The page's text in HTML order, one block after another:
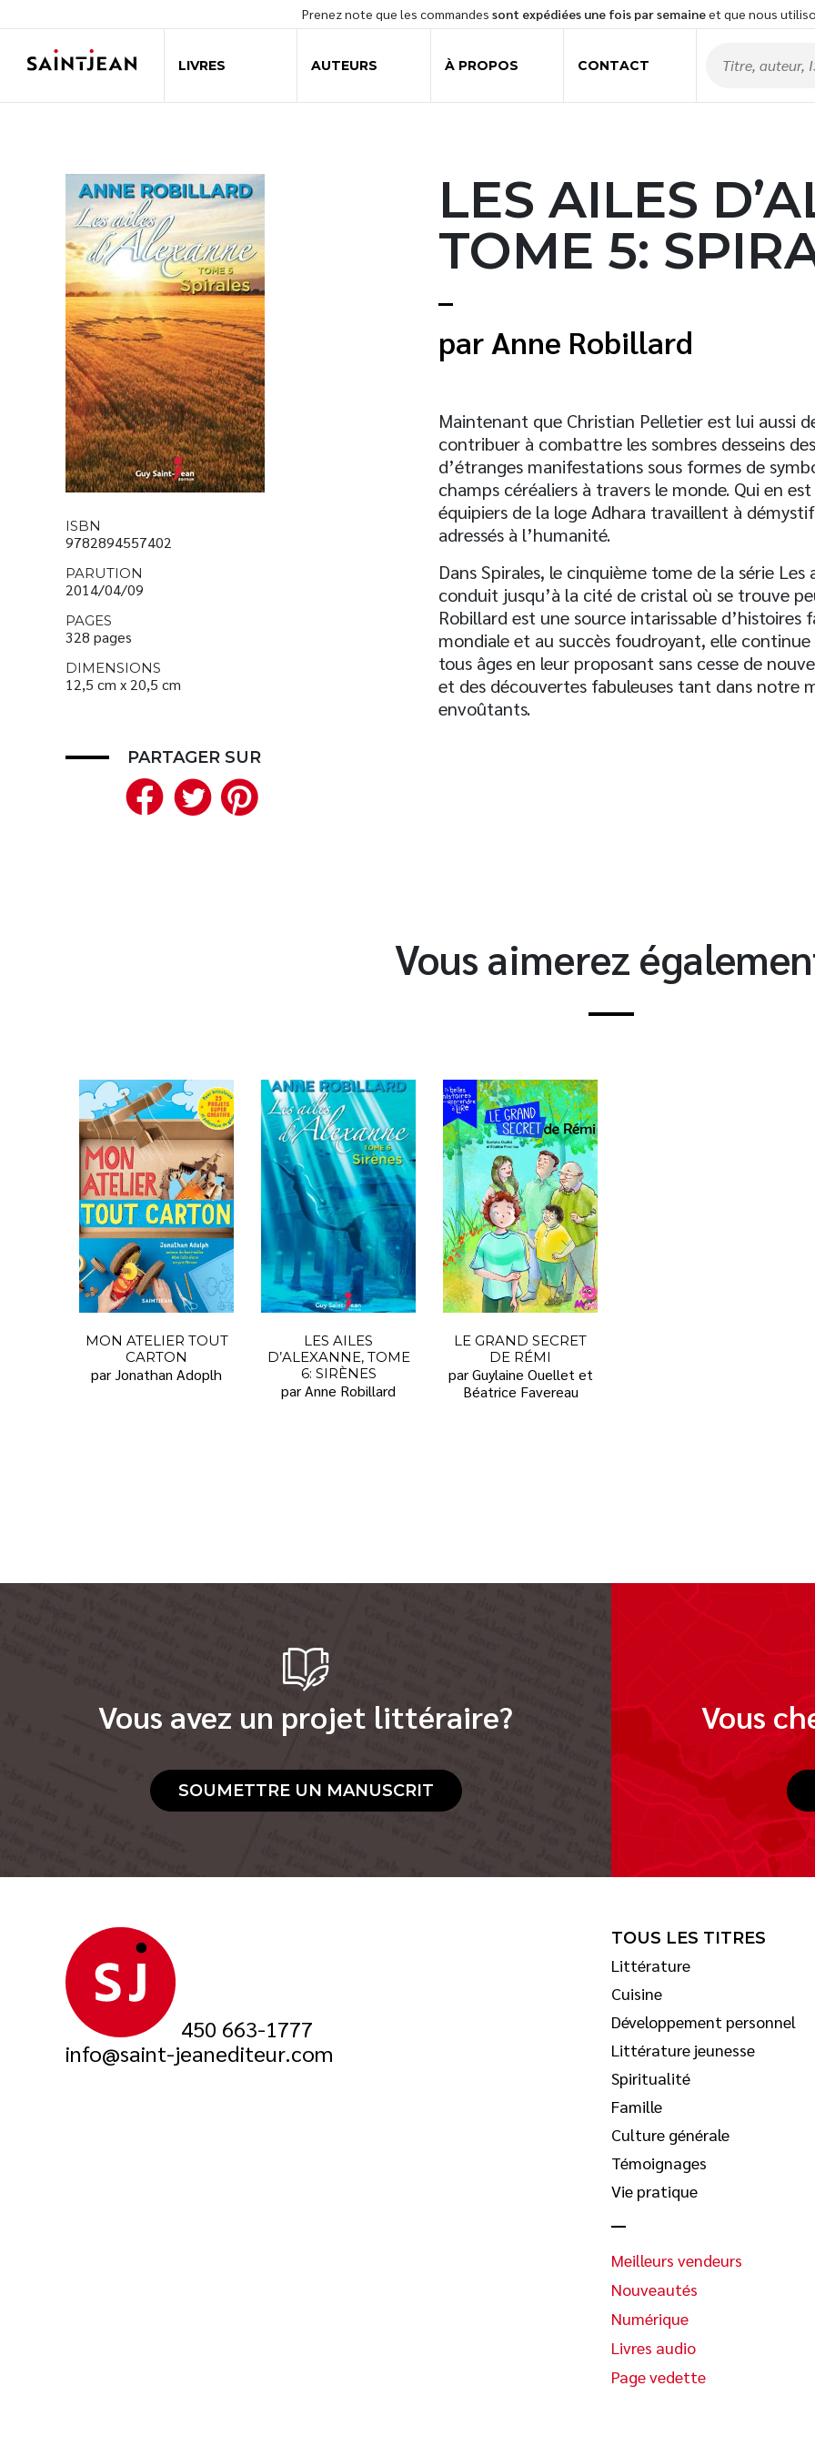
Prenez note que les commandes sont expédiées une fois par semaineet que nous
LIVRES AUTEURS À PROPOS CONTACT
LES AILES
TOME 5:
Anne Robillard
Maintenant que Christian Pelletier est lui aussi
contribuer à combattre les sombres desseins
d’étranges manifestations sous formes de
champs céréaliers à travers le monde. Qui en
équipiers de la loge Adhara travaillent à
adressés à l’humanité.
Dans Spirales, le cinquième tome de la série
conduit jusqu’à la cité de cristal où se trouve
Robillard est une source intarissable d’histoires
mondiale et au succès foudroyant, elle
tous âges en leur proposant sans cesse de
et des découvertes fabuleuses tant dans notre
envoûtants.
ISBN
9782894557402
PARUTION
2014/04/09
PAGES
328 pages
DIMENSIONS
12,5 cm x 20,5 cm
PARTAGER SUR
Facebook
Twitter
Vous aimerez
MON ATELIER TOUT
CARTON
par Jonathan Adoplh
LES AILES
D’ALEXANNE, TOME
6: SIRÈNES
par Anne Robillard
LE GRAND SECRET
DE RÉMI
par Guylaine Ouellet et
Béatrice Favereau
Vous avez un projet littéraire?
SOUMETTRE UN MANUSCRIT
Vous
450 663-1777
info@saint-jeanediteur.com
TOUS LES TITRES
Littérature
Cuisine
Développement personnel
Littérature jeunesse
Spiritualité
Famille
Culture générale
Témoignages
Vie pratique
Meilleurs vendeurs
Nouveautés
Numérique
Livres audio
Page vedette